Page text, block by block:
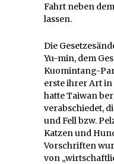
Fahrt neben
lassen.
Die
Yu-min, dem
Kuomintang-
erste ihrer Art in
hatte Taiwan
verabschiedet,
und Fell bzw.
Katzen und
Vorschriften
von